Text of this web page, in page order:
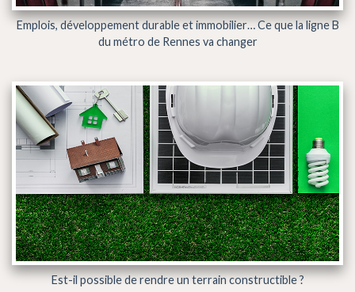
Emplois, développement durable et immobilier… Ce que la ligne B
du métro de Rennes va changer
Est-il possible de rendre un terrain constructible ?